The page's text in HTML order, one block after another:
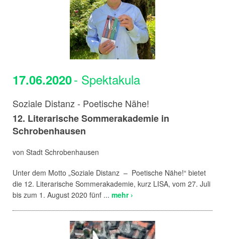
17.06.2020- Spektakula
Soziale Distanz - Poetische Nähe!
12. Literarische Sommerakademie in
Schrobenhausen
von Stadt Schrobenhausen
Unter dem Motto „Soziale Distanz – Poetische Nähe!“ bietet
die 12. Literarische Sommerakademie, kurz LISA, vom 27. Juli
bis zum 1. August 2020 fünf ... mehr ›